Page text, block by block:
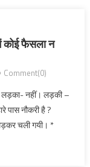
कोई फैसला न
Comment(0)
लड़का- नहीं। लड़की –
पास नौकरी है ?
चली गयी। *